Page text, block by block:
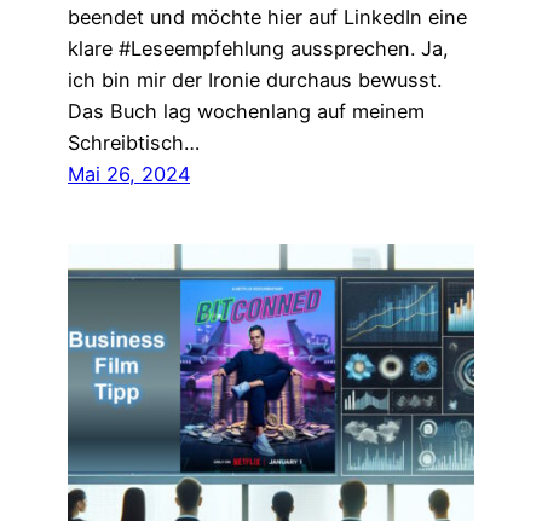
beendet und möchte hier auf LinkedIn eine
klare #Leseempfehlung aussprechen. Ja,
ich bin mir der Ironie durchaus bewusst.
Das Buch lag wochenlang auf meinem
Schreibtisch…
Mai 26, 2024